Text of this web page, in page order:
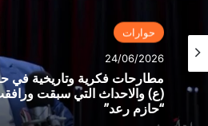
حوارات
24/06/2026
مطارحات فكرية وتاريخية في
(ع) والاحداث التي سبقت
“حازم رعد”